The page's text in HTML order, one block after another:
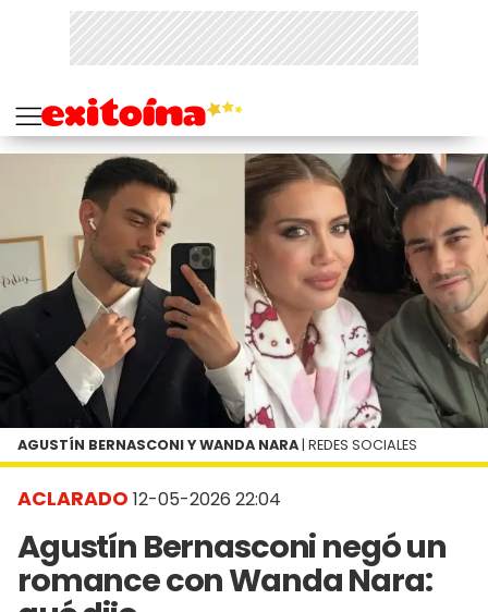
ACLARADO 12-05-2026 22:04
Agustín Bernasconi negó un
romance con Wanda Nara:
AGUSTÍN BERNASCONI Y WANDA NARA | REDES SOCIALES